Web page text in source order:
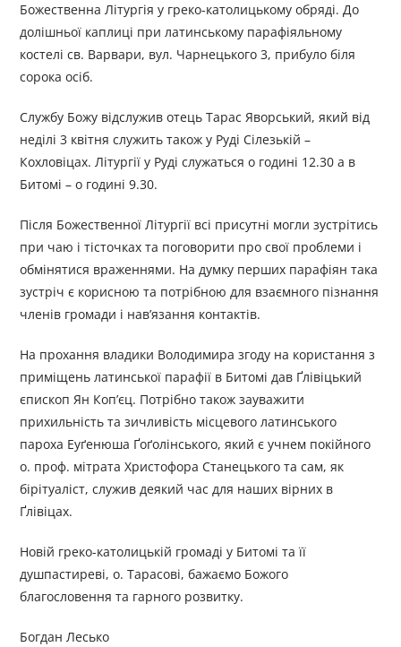
Божественна Літургія у греко-католицькому обряді. До
долішньої каплиці при латинському парафіяльному
костелі св. Варвари, вул. Чарнецького 3, прибуло біля
сорока осіб.
Службу Божу відслужив отець Тарас Яворський, який від
неділі 3 квітня служить також у Руді Сілезькій –
Кохловіцах. Літургії у Руді служаться о годині 12.30 а в
Битомі – о годині 9.30.
Після Божественної Літургії всі присутні могли зустрітись
при чаю і тісточках та поговорити про свої проблеми і
обмінятися враженнями. На думку перших парафіян така
зустріч є корисною та потрібною для взаємного пізнання
членів громади і нав’язання контактів.
На прохання владики Володимира згоду на користання з
приміщень латинської парафії в Битомі дав Ґлівіцький
єпископ Ян Коп’єц. Потрібно також зауважити
прихильність та зичливість місцевого латинського
пароха Еуґенюша Ґоґолінського, який є учнем покійного
о. проф. мітрата Христофора Станецького та сам, як
бірітуаліст, служив деякий час для наших вірних в
Ґлівіцах.
Новій греко-католицькій громаді у Битомі та її
душпастиреві, о. Тарасові, бажаємо Божого
благословення та гарного розвитку.
Богдан Лесько